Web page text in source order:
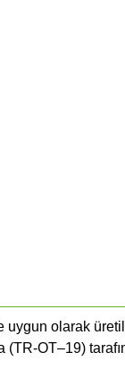
olarak
(​TR-OT–19)